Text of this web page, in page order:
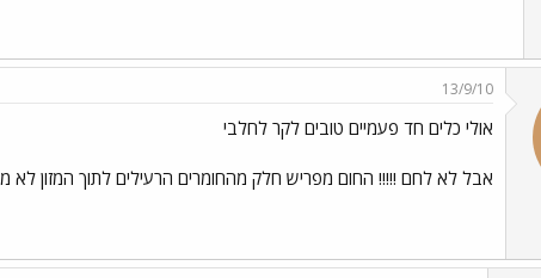
13/9/10
אולי כלים חד פעמיים טובים לקר לחלבי
אבל לא לחם !!!!! החום מפריש חלק מהחומרים הרעילים לתוך המזון לא